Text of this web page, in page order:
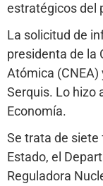
estratégicos del
La solicitud de
presidenta de la
Atómica
Serquis. Lo hizo
Economía.
Se trata de
Estado, el
Reguladora